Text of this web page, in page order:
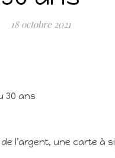
18 octobre 2021
30 ans
l’argent, une carte à